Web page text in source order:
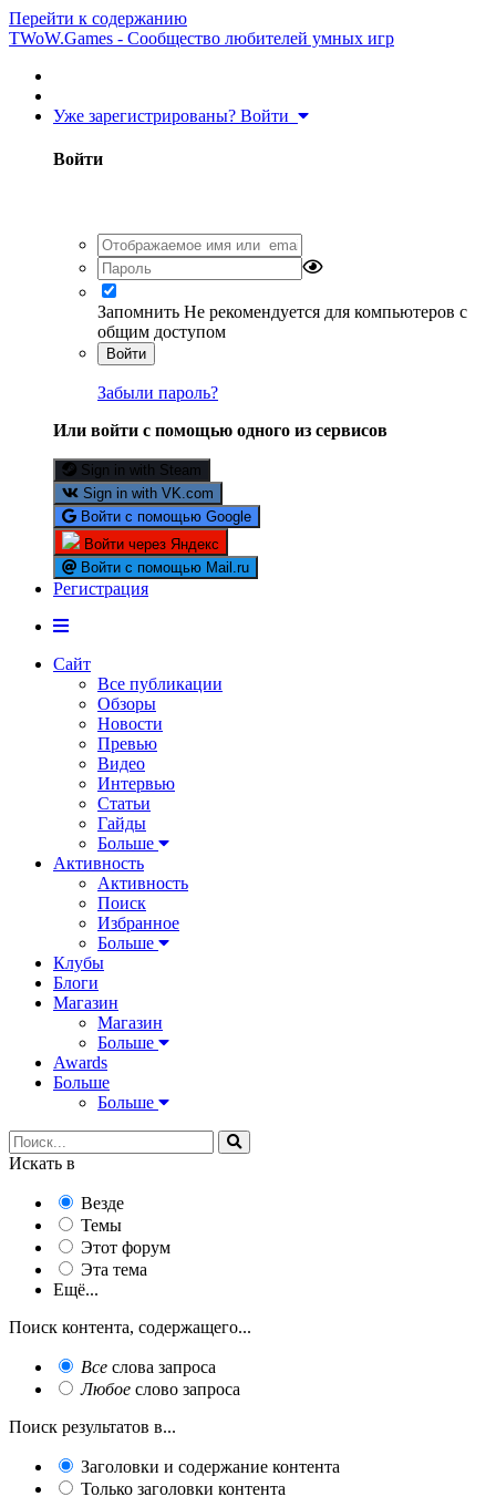
Перейти к содержанию
TWoW.Games - Сообщество любителей умных игр
Уже зарегистрированы? Войти
Войти
Запомнить Не рекомендуется для компьютеров с
общим доступом
Войти
Забыли пароль?
Или войти с помощью одного из сервисов
Sign in with Steam
Sign in with VK.com
Войти с помощью Google
Войти через Яндекс
Войти с помощью Mail.ru
Регистрация
Сайт
Все публикации
Обзоры
Новости
Превью
Видео
Интервью
Статьи
Гайды
Больше
Активность
Активность
Поиск
Избранное
Больше
Клубы
Блоги
Магазин
Магазин
Больше
Awards
Больше
Больше
Искать в
Везде
Темы
Этот форум
Эта тема
Ещё...
Поиск контента, содержащего...
Все слова запроса
Любое слово запроса
Поиск результатов в...
Заголовки и содержание контента
Только заголовки контента